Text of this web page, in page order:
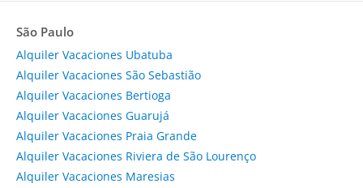
São Paulo
Alquiler Vacaciones Ubatuba
Alquiler Vacaciones São Sebastião
Alquiler Vacaciones Bertioga
Alquiler Vacaciones Guarujá
Alquiler Vacaciones Praia Grande
Alquiler Vacaciones Riviera de São Lourenço
Alquiler Vacaciones Maresias